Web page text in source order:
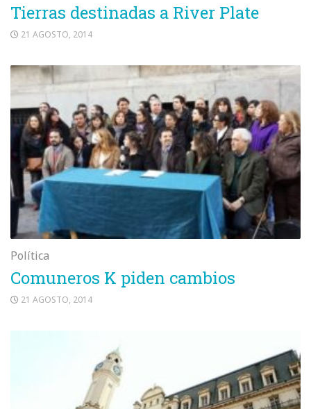
Tierras destinadas a River Plate
21 AGOSTO, 2014
Política
Comuneros K piden cambios
21 AGOSTO, 2014